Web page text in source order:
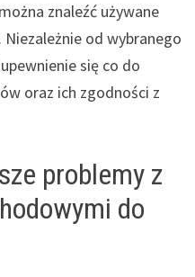
znaleźć używane
od wybranego
się co do
oraz ich zgodności z
problemy z
do